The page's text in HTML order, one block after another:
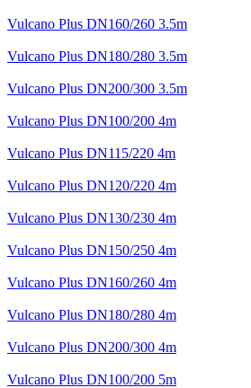
Vulcano Plus DN160/260 3.5m
Vulcano Plus DN180/280 3.5m
Vulcano Plus DN200/300 3.5m
Vulcano Plus DN100/200 4m
Vulcano Plus DN115/220 4m
Vulcano Plus DN120/220 4m
Vulcano Plus DN130/230 4m
Vulcano Plus DN150/250 4m
Vulcano Plus DN160/260 4m
Vulcano Plus DN180/280 4m
Vulcano Plus DN200/300 4m
Vulcano Plus DN100/200 5m